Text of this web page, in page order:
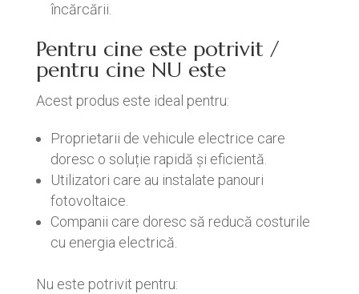
încărcării.
Pentru cine este potrivit /
pentru cine NU este
Acest produs este ideal pentru:
Proprietarii de vehicule electrice care
doresc o soluție rapidă și eficientă.
Utilizatori care au instalate panouri
fotovoltaice.
Companii care doresc să reducă costurile
cu energia electrică.
Nu este potrivit pentru: